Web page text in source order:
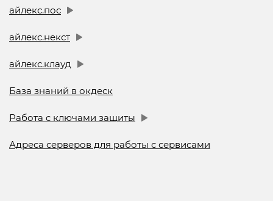
айлекс.пос
айлекс.некст
айлекс.клауд
База знаний в окдеск
Работа с ключами защиты
Адреса серверов для работы с сервисами